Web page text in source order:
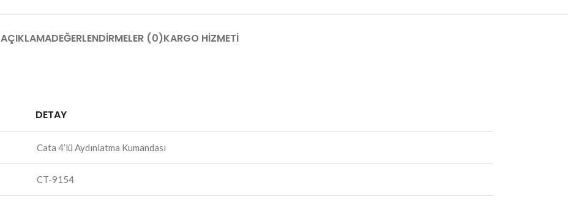
AÇIKLAMADEĞERLENDIRMELER (0)KARGO HIZMETI
DETAY
Cata 4’lü Aydınlatma Kumandası
CT-9154